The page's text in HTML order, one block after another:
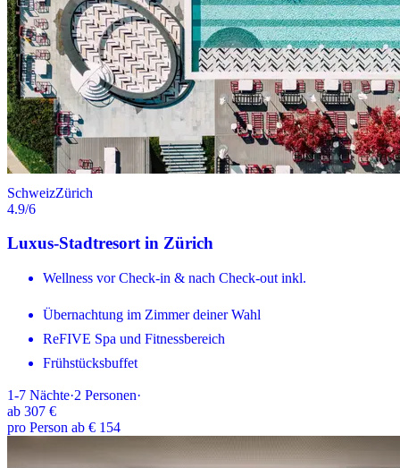
SchweizZürich
4.9/6
Luxus-Stadtresort in Zürich
Wellness vor Check-in & nach Check-out inkl.
Übernachtung im Zimmer deiner Wahl
ReFIVE Spa und Fitnessbereich
Frühstücksbuffet
1-7 Nächte·2 Personen·
ab 307 €
pro Person ab € 154